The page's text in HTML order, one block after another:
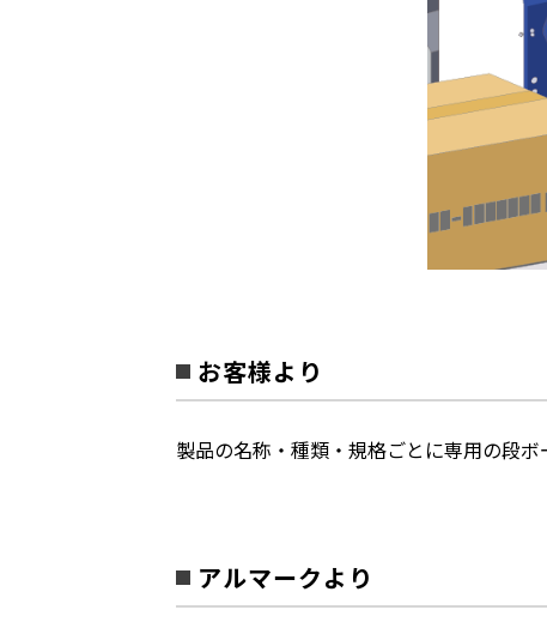
お客様より
製品の名称・種類・規格ごとに専用の段ボ
アルマークより